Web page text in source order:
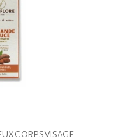
CORPSVISAGE